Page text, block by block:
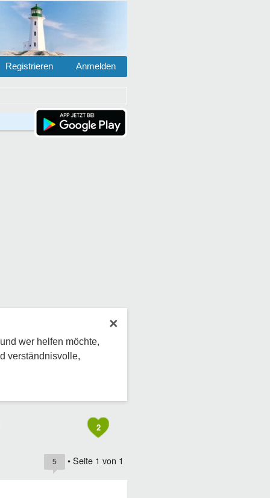
Anmelden
Registrieren
×
wer helfen möchte,
verständnisvolle,
2
5 • Seite 1 von 1